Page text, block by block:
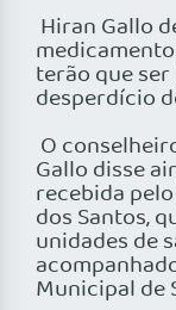
Hiran Gallo
terão que
desperdício
O
Gallo disse
recebida
dos Santos,
unidades de
Municipal de